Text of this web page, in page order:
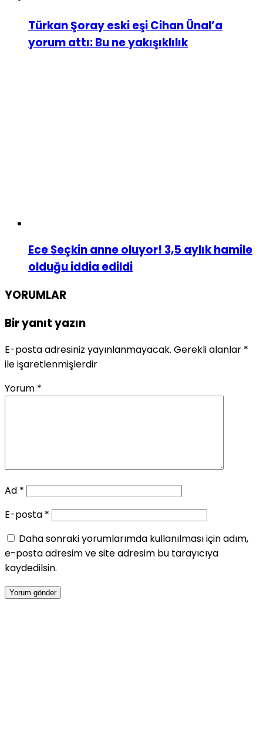
Türkan Şoray eski eşi Cihan Ünal’a
yorum attı: Bu ne yakışıklılık
Ece Seçkin anne oluyor! 3,5 aylık hamile
olduğu iddia edildi
YORUMLAR
Bir yanıt yazın
E-posta adresiniz yayınlanmayacak. Gerekli alanlar *
ile işaretlenmişlerdir
Yorum *
Ad *
E-posta *
Daha sonraki yorumlarımda kullanılması için adım,
e-posta adresim ve site adresim bu tarayıcıya
kaydedilsin.